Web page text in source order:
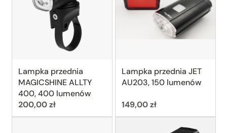
Lampka przednia
MAGICSHINE ALLTY
400, 400 lumenów
Cena:
200,00 zł
Lampka przednia JET
AU203, 150 lumenów
Cena:
149,00 zł